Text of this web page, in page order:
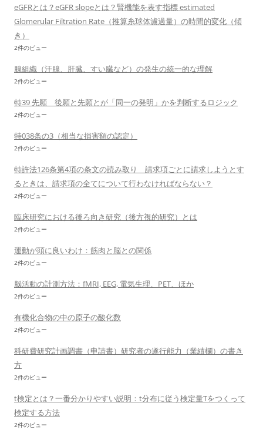
eGFRとは？eGFR slopeとは？腎機能を表す指標 estimated
Glomerular Filtration Rate（推算糸球体濾過量）の時間的変化（傾
き）
2件のビュー
腺組織（汗腺、肝臓、すい臓など）の発生の統一的な理解
2件のビュー
特39 先願 後願と先願とが「同一の発明」かを判断するロジック
2件のビュー
特038条の3（相当な損害額の認定）
2件のビュー
特許法126条第4項の条文の読み取り 請求項ごとに請求しようとす
るときは、請求項の全てについて行わなければならない？
2件のビュー
臨床研究における後ろ向き研究（後方視的研究）とは
2件のビュー
運動が頭に良いわけ：筋肉と脳との関係
2件のビュー
脳活動の計測方法：fMRI, EEG, 電気生理、PET、ほか
2件のビュー
有機化合物の中の原子の酸化数
2件のビュー
科研費研究計画調書（申請書）研究者の遂行能力（業績欄）の書き
方
2件のビュー
t検定とは？一番分かりやすい説明：t分布に従う検定量Tをつくって
検定する方法
2件のビュー